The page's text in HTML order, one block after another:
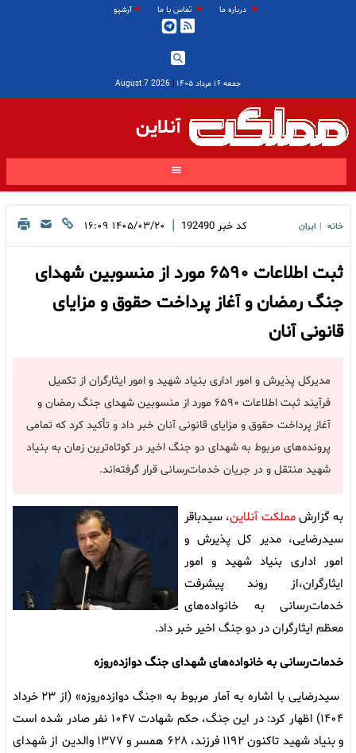
درباره ما تماس با ما آرشیو
جمعه ۱۶ مرداد ۱۴۰۵ |
2026 August 7
آنلاین
خانه ایران کد خبر 192490
| ۱۴۰۵/۰۳/۲۰ ۱۶:۰۹
ثبت اطلاعات ۶۵۹۰ مورد از منسوبین شهدای
جنگ رمضان و آغاز پرداخت حقوق و مزایای
قانونی آنان
مدیرکل پذیرش و امور اداری بنیاد شهید و امور ایثارگران از تکمیل
فرآیند ثبت اطلاعات ۶۵۹۰ مورد از منسوبین شهدای جنگ رمضان و
آغاز پرداخت حقوق و مزایای قانونی آنان خبر داد و تأکید کرد که تمامی
پرونده‌های مربوط به شهدای دو جنگ اخیر در کوتاه‌ترین زمان به بنیاد
شهید منتقل و در جریان خدمات‌رسانی قرار گرفته‌اند.
به گزارشمملکت آنلاین، سیدباقر
سیدرضایی، مدیر کل پذیرش و
امور اداری بنیاد شهید و امور
ایثارگران،از روند پیشرفت
خدمات‌رسانی به خانواده‌های
معظم ایثارگران در دو جنگ اخیر خبر داد.
خدمات‌رسانی به خانواده‌های شهدای جنگ دوازده‌روزه
سیدرضایی با اشاره به آمار مربوط به «جنگ دوازده‌روزه» (از ۲۳ خرداد
۱۴۰۴) اظهار کرد: در این جنگ، حکم شهادت ۱۰۴۷ نفر صادر شده است
و بنیاد شهید تاکنون ۱۱۹۲ فرزند، ۶۲۸ همسر و ۱۳۷۷ والدین از شهدای